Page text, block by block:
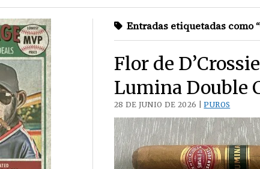
Entradas etiquetadas como
Flor de
Lumina Double
28 DE JUNIO DE 2026 |PUROS